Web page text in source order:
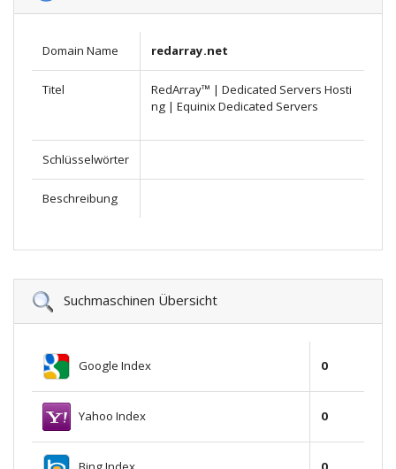
Domain Name redarray.net
Titel
RedArray™ | Dedicated Servers Hosti
ng | Equinix Dedicated Servers
Schlüsselwörter
Beschreibung
Suchmaschinen Übersicht
Google Index 0
Yahoo Index 0